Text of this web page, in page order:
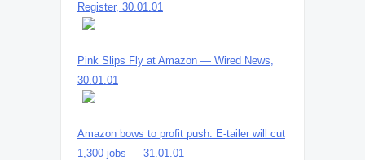
Register, 30.01.01
Pink Slips Fly at Amazon — Wired News,
30.01.01
Amazon bows to profit push. E-tailer will cut
1,300 jobs — 31.01.01